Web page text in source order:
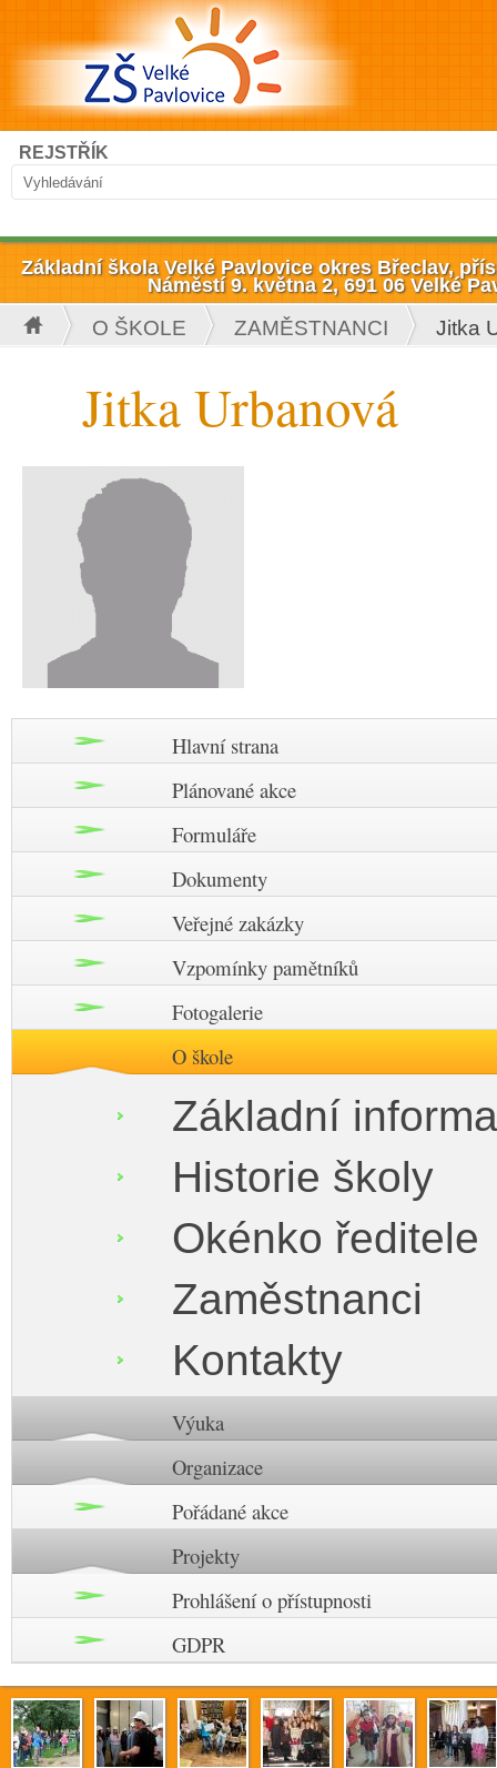
Přejít k hlavnímu obsahu
Vyhledávání
Hledat
REJSTŘÍK
Základní škola Velké Pavlovice okres Břeclav,
Náměstí 9. května 2, 691 06 Velké
Jste zde
O ŠKOLE ZAMĚSTNANCI Jitka
Jitka Urbanová
Hlavní strana
Plánované akce
Formuláře
Dokumenty
Veřejné zakázky
Vzpomínky pamětníků
Fotogalerie
O škole
Základní
Historie školy
Okénko ředitele
Zaměstnanci
Kontakty
Výuka
Organizace
Pořádané akce
Projekty
Prohlášení o přístupnosti
GDPR